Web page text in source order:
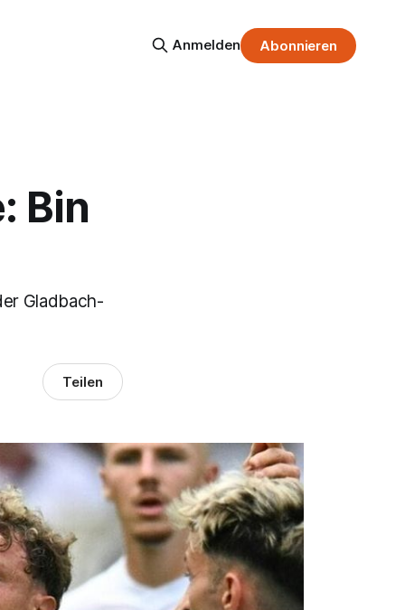
Anmelden Abonnieren
Bin
Gladbach-
Teilen